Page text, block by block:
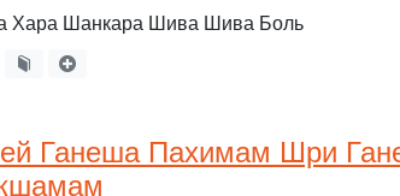
Хара Шанкара Шива Шива Боль
Ганеша Пахимам Шри